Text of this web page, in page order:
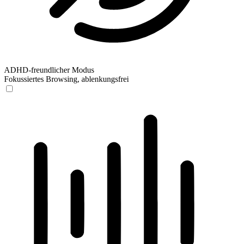
ADHD-freundlicher Modus
Fokussiertes Browsing, ablenkungsfrei